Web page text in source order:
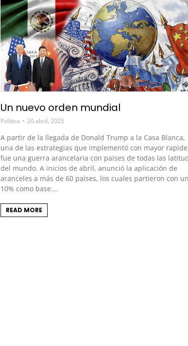
Un nuevo orden mundial
Política 20 abril, 2025
A partir de la llegada de Donald Trump a la Casa Blanca,
una de las estrategias que implementó con mayor
fue una guerra arancelaria con países de todas las
del mundo. A inicios de abril, anunció la aplicación de
aranceles a más de 60 países, los cuales partieron con un
10% como base.…
READ MORE